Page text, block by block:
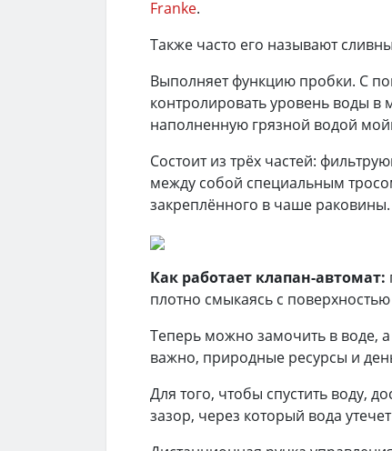
Franke.
Также часто его называют
Выполняет функцию пробки. С
контролировать уровень воды в
наполненную грязной водой
Состоит из трёх частей:
между собой специальным
закреплённого в чаше раковины.
Как работает клапан-автомат:
плотно смыкаясь с
Теперь можно замочить в воде,
важно, природные ресурсы и
Для того, чтобы спустить воду,
зазор, через который вода